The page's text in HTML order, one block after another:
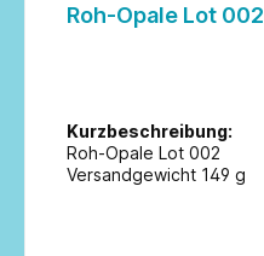
Roh-Opale Lot 002
Kurzbeschreibung:
Roh-Opale Lot 002
Versandgewicht 149 g